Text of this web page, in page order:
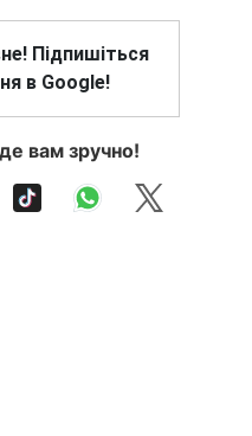
Підпишіться
в Google!
вам зручно!